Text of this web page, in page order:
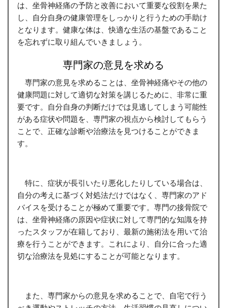
は、坐骨神経痛の予防と改善において重要な役割を果た
し、自分自身の健康管理をしっかりと行うための手助け
となります。健康な体は、快適な生活の基盤であること
を忘れずに取り組んでいきましょう。
専門家の意見を求める
専門家の意見を求めることは、坐骨神経痛やその他の
健康問題に対して適切な対策を講じるために、非常に重
要です。自分自身の判断だけでは見逃してしまう可能性
がある症状や問題を、専門家の視点から検討してもらう
ことで、正確な診断や治療法を見つけることができま
す。
特に、症状が長引いたり悪化したりしている場合は、
自分の考えに基づく対処法だけではなく、専門家のアド
バイスを受けることが極めて重要です。専門の接骨院で
は、坐骨神経痛の原因や症状に対して専門的な知識を持
ったスタッフが在籍しており、最新の施術法を用いて治
療を行うことができます。これにより、自分に合った適
切な治療法を見処にすることが可能となります。
また、専門家からの意見を求めることで、自宅で行う